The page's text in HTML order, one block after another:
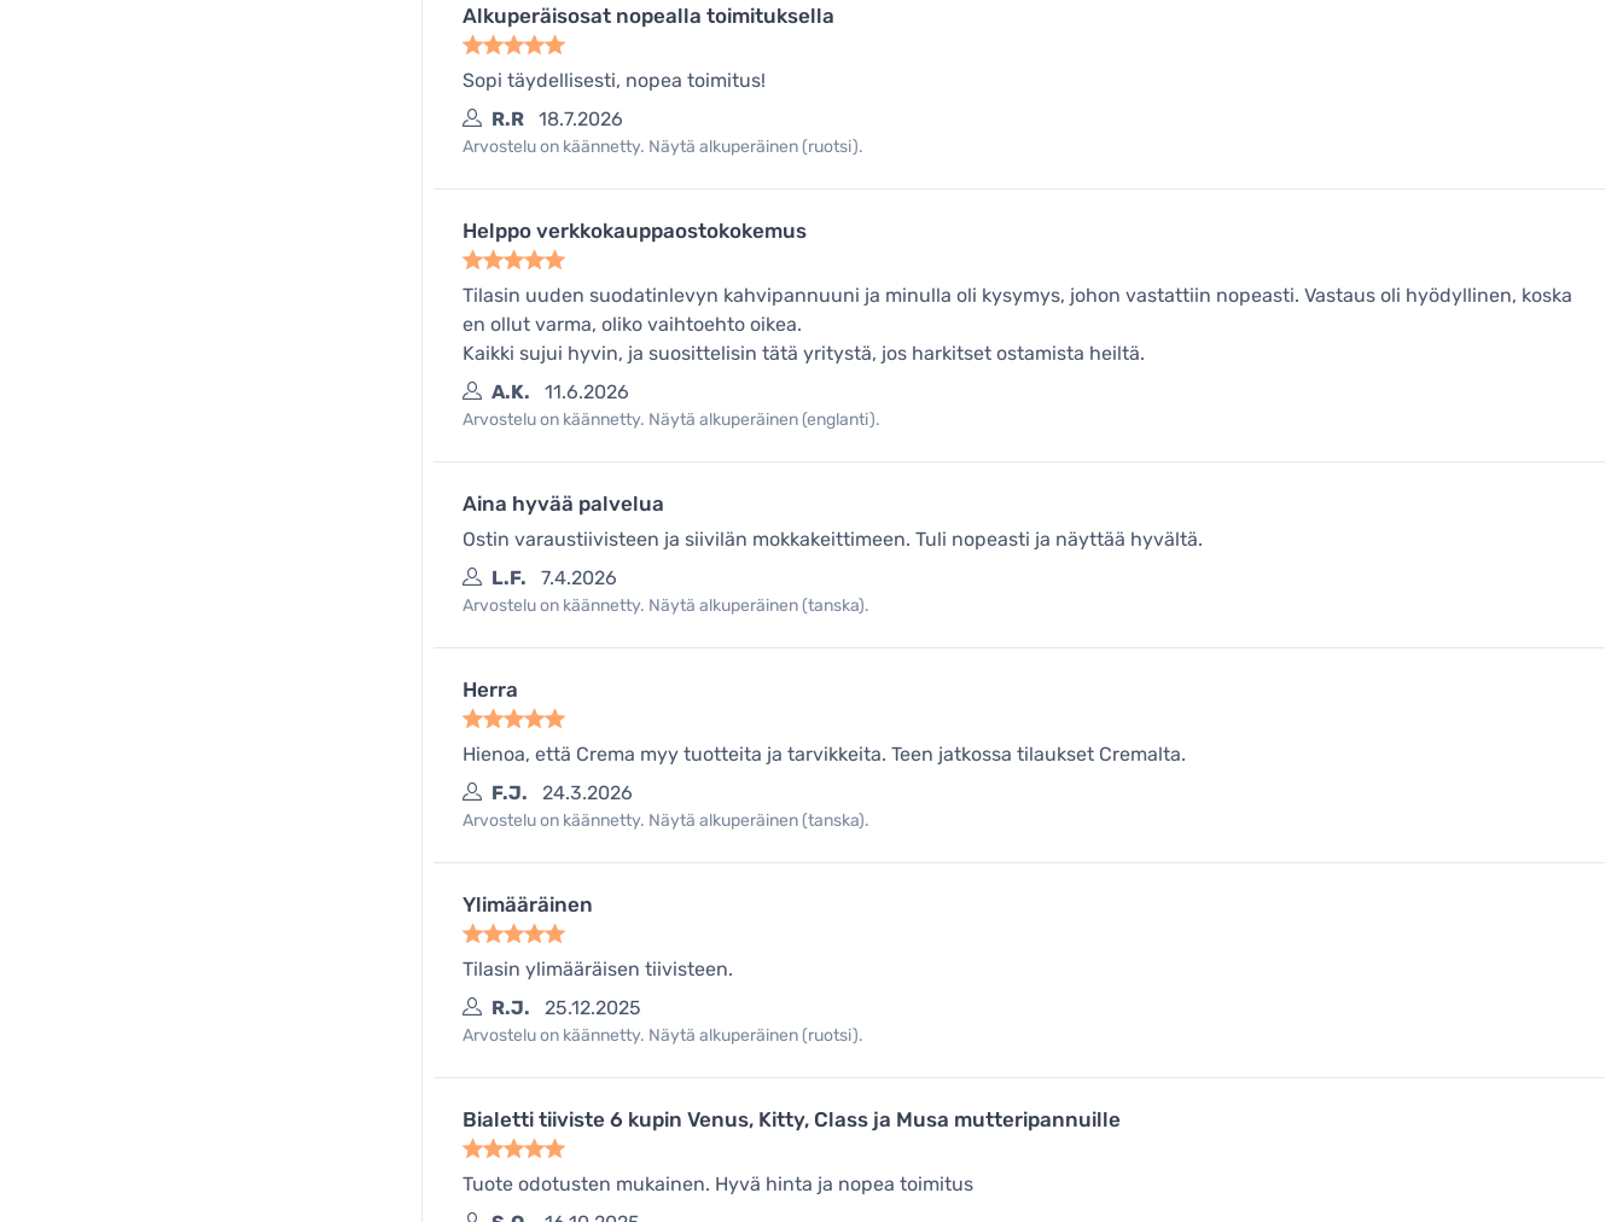
Alkuperäisosat nopealla toimituksella
Sopi täydellisesti, nopea toimitus!
R.R
18.7.2026
Arvostelu on käännetty. Näytä alkuperäinen (ruotsi).
Helppo verkkokauppaostokokemus
Tilasin uuden suodatinlevyn kahvipannuuni ja minulla oli kysymys, johon vastattiin nopeasti. Vastaus oli hyödyllinen, koska
en ollut varma, oliko vaihtoehto oikea.
Kaikki sujui hyvin, ja suosittelisin tätä yritystä, jos harkitset ostamista heiltä.
A.K.
11.6.2026
Arvostelu on käännetty. Näytä alkuperäinen (englanti).
Aina hyvää palvelua
Ostin varaustiivisteen ja siivilän mokkakeittimeen. Tuli nopeasti ja näyttää hyvältä.
L.F.
7.4.2026
Arvostelu on käännetty. Näytä alkuperäinen (tanska).
Herra
Hienoa, että Crema myy tuotteita ja tarvikkeita. Teen jatkossa tilaukset Cremalta.
F.J.
24.3.2026
Arvostelu on käännetty. Näytä alkuperäinen (tanska).
Ylimääräinen
Tilasin ylimääräisen tiivisteen.
R.J.
25.12.2025
Arvostelu on käännetty. Näytä alkuperäinen (ruotsi).
Bialetti tiiviste 6 kupin Venus, Kitty, Class ja Musa mutteripannuille
Tuote odotusten mukainen. Hyvä hinta ja nopea toimitus